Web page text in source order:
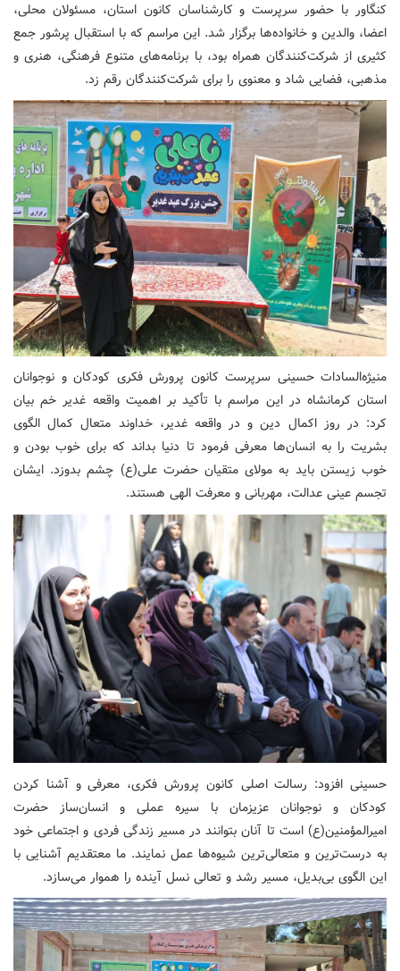
کنگاور با حضور سرپرست و کارشناسان کانون استان، مسئولان محلی،
اعضا، والدین و خانواده‌ها برگزار شد. این مراسم که با استقبال پرشور جمع
کثیری از شرکت‌کنندگان همراه بود، با برنامه‌های متنوع فرهنگی، هنری و
مذهبی، فضایی شاد و معنوی را برای شرکت‌کنندگان رقم زد.
منیژه‌السادات حسینی سرپرست کانون پرورش فکری کودکان و نوجوانان
استان کرمانشاه در این مراسم با تأکید بر اهمیت واقعه غدیر خم بیان
کرد: در روز اکمال دین و در واقعه غدیر، خداوند متعال کمال الگوی
بشریت را به انسان‌ها معرفی فرمود تا دنیا بداند که برای خوب بودن و
خوب زیستن باید به مولای متقیان حضرت علی(ع) چشم بدوزد. ایشان
تجسم عینی عدالت، مهربانی و معرفت الهی هستند.
حسینی افزود: رسالت اصلی کانون پرورش فکری، معرفی و آشنا کردن
کودکان و نوجوانان عزیزمان با سیره عملی و انسان‌ساز حضرت
امیرالمؤمنین(ع) است تا آنان بتوانند در مسیر زندگی فردی و اجتماعی خود
به درست‌ترین و متعالی‌ترین شیوه‌ها عمل نمایند. ما معتقدیم آشنایی با
این الگوی بی‌بدیل، مسیر رشد و تعالی نسل آینده را هموار می‌سازد.